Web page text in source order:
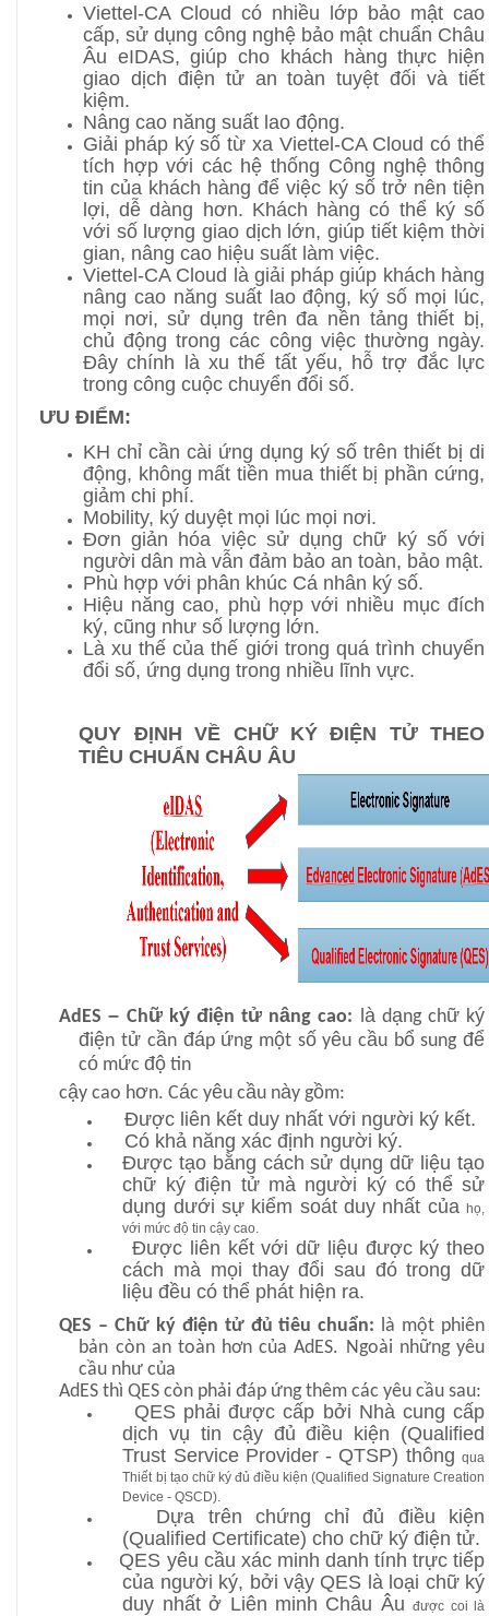
Viettel-CA Cloud có nhiều lớp bảo mật cao
cấp, sử dụng công nghệ bảo mật chuẩn Châu
Âu eIDAS, giúp cho khách hàng thực hiện
giao dịch điện tử an toàn tuyệt đối và tiết
kiệm.
Nâng cao năng suất lao động.
Giải pháp ký số từ xa Viettel-CA Cloud có thể
tích hợp với các hệ thống Công nghệ thông
tin của khách hàng để việc ký số trở nên tiện
lợi, dễ dàng hơn. Khách hàng có thể ký số
với số lượng giao dịch lớn, giúp tiết kiệm thời
gian, nâng cao hiệu suất làm việc.
Viettel-CA Cloud là giải pháp giúp khách hàng
nâng cao năng suất lao động, ký số mọi lúc,
mọi nơi, sử dụng trên đa nền tảng thiết bị,
chủ động trong các công việc thường ngày.
Đây chính là xu thế tất yếu, hỗ trợ đắc lực
trong công cuộc chuyển đổi số.
ƯU ĐIỂM:
KH chỉ cần cài ứng dụng ký số trên thiết bị di
động, không mất tiền mua thiết bị phần cứng,
giảm chi phí.
Mobility, ký duyệt mọi lúc mọi nơi.
Đơngiản hóa việc sử dụng chữ ký số với
người dân mà vẫn đảm bảo an toàn, bảo mật.
Phù hợp với phân khúc Cá nhân ký số.
Hiệu năng cao, phù hợp với nhiều mục đích
ký, cũng như số lượng lớn.
Là xu thế của thế giới trong quá trình chuyển
đổi số, ứng dụng trong nhiều lĩnh vực.
QUY ĐỊNH VỀ CHỮ KÝ ĐIỆN TỬ THEO
TIÊU CHUẨN CHÂU ÂU
AdES – Chữký điện tử nâng cao: àdạng chữký
điện tử cần đáp ứng một sốyêu cầu bổsungđể
có mứcđộ tin
cậy cao hơn. Các yêu cầu này gồm:
Được liên kết duy nhất với người ký kết.
Có khả năng xác định người ký.
Được tạo bằng cách sử dụng dữ liệu tạo
chữ ký điện tử mà người ký có thể sử
dụng dưới sự kiểm soát duy nhất của họ,
với mức độ tin cậy cao.
Được liên kết với dữ liệu được ký theo
cách mà mọi thay đổi sau đó trong dữ
liệu đều có thể phát hiện ra.
QES – Chữ ký điện tử đủ tiêu chuẩn: là một phiên
bản còn an toàn hơn của AdES. Ngoài những yêu
cầu như của
AdES thì QES còn phải đáp ứng thêm các yêu cầu sau:
QES phải được cấp bởi Nhà cung cấp
dịch vụ tin cậy đủ điều kiện (Qualified
Trust Service Provider - QTSP) thông qua
Thiết bị tạo chữ ký đủ điều kiện (Qualified Signature Creation
Device - QSCD).
Dựa trên chứng chỉ đủ điều kiện
(Qualified Certificate) cho chữ ký điện tử.
QES yêu cầu xác minh danh tính trực tiếp
của người ký, bởi vậy QES là loại chữ ký
duy nhất ở Liên minh Châu Âuđược coi là